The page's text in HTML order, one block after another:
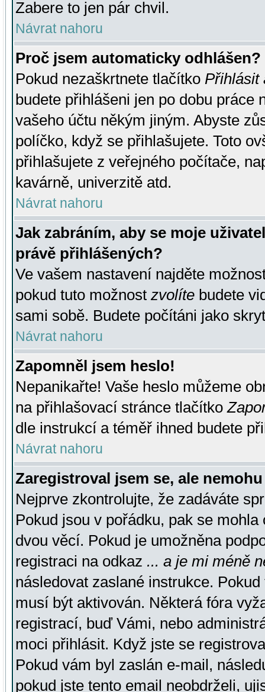
Zabere to jen pár chvil.
Návrat nahoru
Proč jsem automaticky odhlášen?
Pokud nezaškrtnete tlačítko Přihlásit
budete přihlášeni jen po dobu práce
vašeho účtu někým jiným. Abyste
políčko, když se přihlašujete. Toto
přihlašujete z veřejného počítače,
kavárně, univerzitě atd.
Návrat nahoru
Jak zabráním, aby se moje
právě přihlášených?
Ve vašem nastavení najděte
pokud tuto možnost zvolíte budete
sami sobě. Budete počítáni jako
Návrat nahoru
Zapomněl jsem heslo!
Nepanikařte! Vaše heslo můžeme
na přihlašovací stránce tlačítko
dle instrukcí a téměř ihned budete
Návrat nahoru
Zaregistroval jsem se, ale
Nejprve zkontrolujte, že zadáváte
Pokud jsou v pořádku, pak se
dvou věcí. Pokud je umožněna
registraci na odkaz ... a je mi méně
následovat zaslané instrukce.
musí být aktivován. Některá fóra
registrací, buď Vámi, nebo
moci přihlásit. Když jste se
Pokud vám byl zaslán e-mail,
pokud jste tento email neobdrželi,